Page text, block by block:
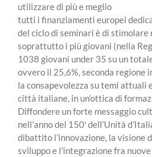
utilizzare di più e meglio
tutti i finanziamenti europei
del ciclo di seminari è di
soprattutto i più giovani (nella
1038 giovani under 35 su un
ovvero il 25,6%, seconda regione
la consapevolezza su temi attuali
città italiane, in un’ottica di
Diffondere un forte messaggio
nell’anno del 150′ dell’Unità
dibattito l’innovazione, la visione
sviluppo e l’integrazione fra